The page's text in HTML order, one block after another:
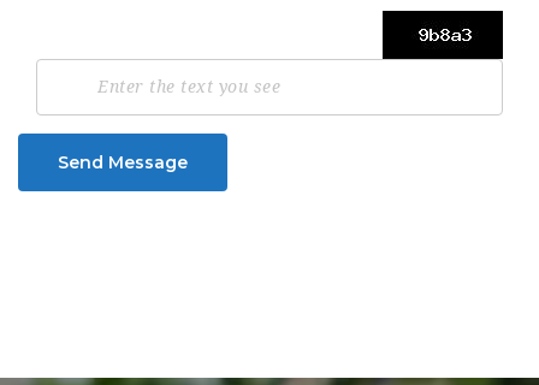
Send Message